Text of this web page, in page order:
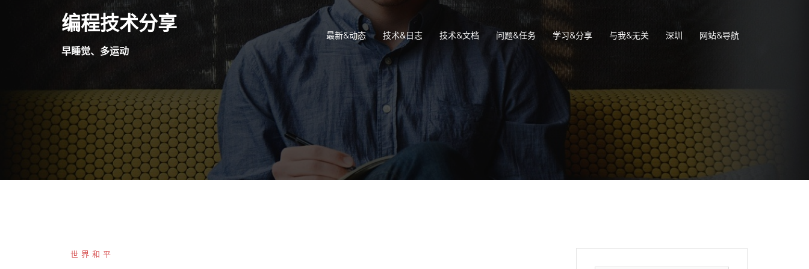
编程技术分享
早睡觉、多运动
最新&动态 技术&日志 技术&文档 问题&任务 学习&分享 与我&无关 深圳 网站&导航
世界和平